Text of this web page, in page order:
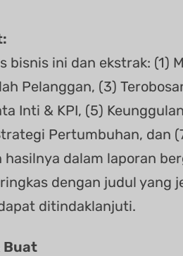
bisnis ini dan ekstrak: (1)
Pelanggan, (3)
Inti & KPI, (5) Keunggulan
Pertumbuhan, dan
hasilnya dalam laporan
dengan judul yang
ditindaklanjuti.
Buat